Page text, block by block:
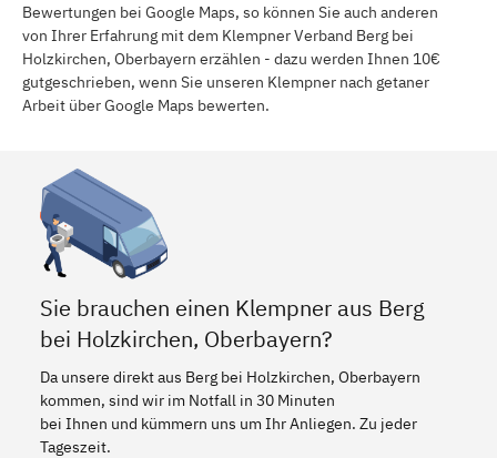
Bewertungen bei Google Maps, so können Sie auch anderen
von Ihrer Erfahrung mit dem Klempner Verband Berg bei
Holzkirchen, Oberbayern erzählen - dazu werden Ihnen 10€
gutgeschrieben, wenn Sie unseren Klempner nach getaner
Arbeit über Google Maps bewerten.
Sie brauchen einen Klempner aus Berg
bei Holzkirchen, Oberbayern?
Da unsere direkt aus Berg bei Holzkirchen, Oberbayern
kommen, sind wir im Notfall in 30 Minuten
bei Ihnen und kümmern uns um Ihr Anliegen. Zu jeder
Tageszeit.